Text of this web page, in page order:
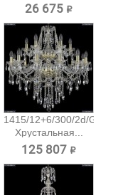
26 675 ₽
1415/12+6/300/2d/G
Хрустальная...
125 807 ₽